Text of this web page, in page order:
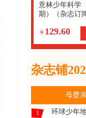
意林少年科学
期）（杂志订
￥ 129.60
杂志铺
母婴
1 环球少年